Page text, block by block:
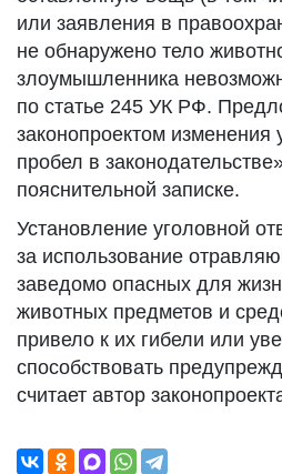
или заявления в
не обнаружено тело
злоумышленника
по статье 245 УК РФ.
законопроектом изменения
пробел в
пояснительной записке.
Установление уголовной
за использование
заведомо опасных для
животных предметов и
привело к их гибели или
способствовать
считает автор